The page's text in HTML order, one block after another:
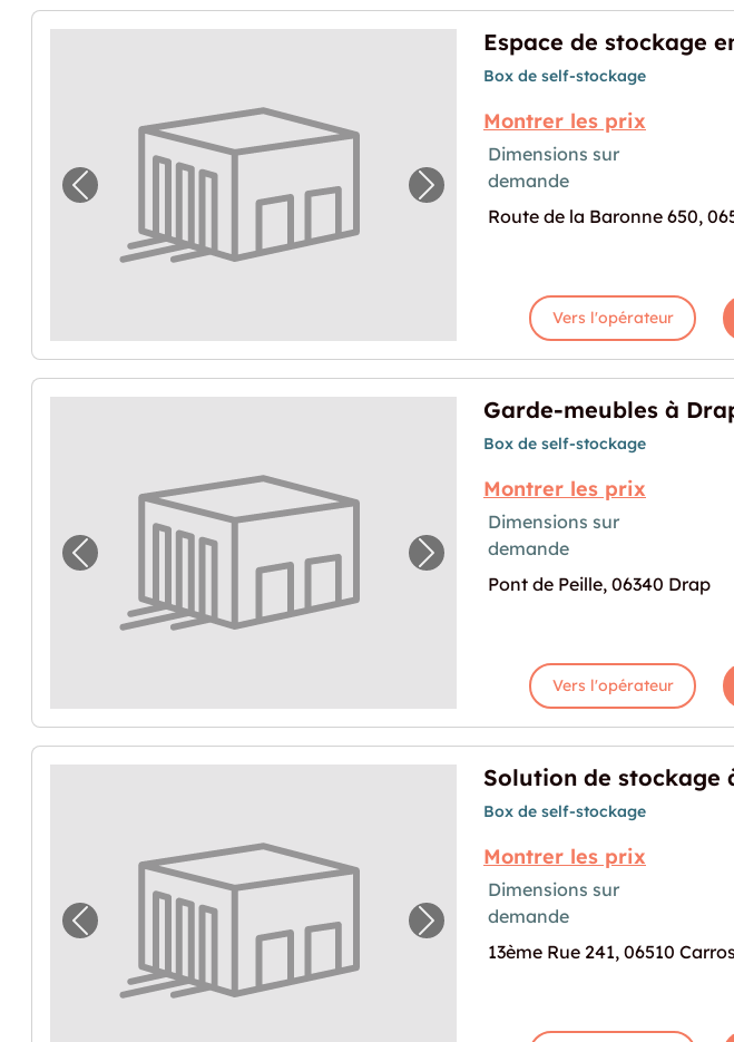
Image précédente pour "Espace de stockage en location à
Image prochaine pour
Box de self-stockage
Montrer les prix
Dimensions sur
demande
Route de la Baronne 650,
Vers l'opérateur
Image précédente pour "Garde-meubles à Drap"Image prochaine pour "Garde-
Garde-meubles à
Box de self-stockage
Montrer les prix
Dimensions sur
demande
Pont de Peille, 06340 Drap
Vers l'opérateur
Image précédente pour "Solution de stockage à Carros"
Image prochaine pour
Solution de stockage
Box de self-stockage
Montrer les prix
Dimensions sur
demande
13ème Rue 241, 06510 Carros